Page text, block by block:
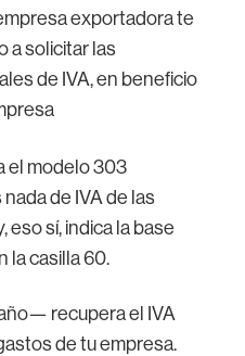
exportadora te
a solicitar las
de IVA, en beneficio
el modelo 303
de IVA de las
sí, indica la base
la casilla 60.
recupera el IVA
de tu empresa.